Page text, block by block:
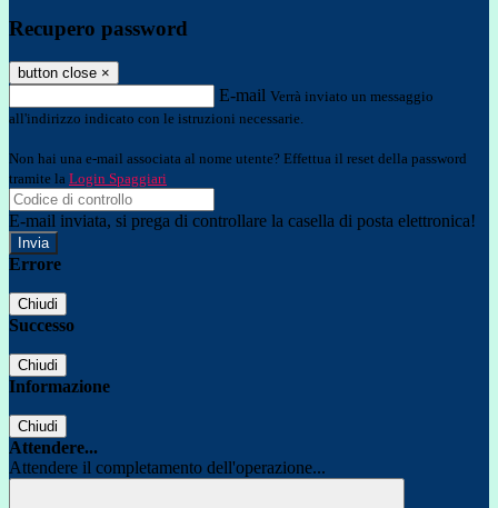
Recupero password
button close ×
E-mail Verrà inviato un messaggio
all'indirizzo indicato con le istruzioni necessarie.
Non hai una e-mail associata al nome utente? Effettua il reset della password
tramite la Login Spaggiari
E-mail inviata, si prega di controllare la casella di posta elettronica!
Errore
Chiudi
Successo
Chiudi
Informazione
Chiudi
Attendere...
Attendere il completamento dell'operazione...